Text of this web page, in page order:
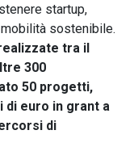
startup,
sostenibile.
tra il
300
50 progetti,
di euro in grant a
di